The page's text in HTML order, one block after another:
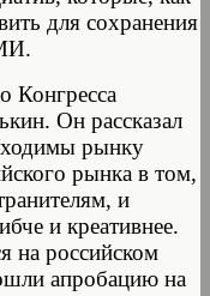
для сохранения
Конгресса
Он рассказал
рынку
рынка в том,
и
и креативнее.
на российском
апробацию на